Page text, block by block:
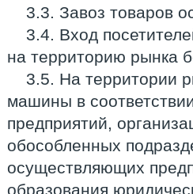
3.3. Завоз товаров
3.4. Вход
на территорию рынка
3.5. На территории
машины в
предприятий,
обособленных
осуществляющих
образования